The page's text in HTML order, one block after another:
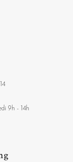
9h - 14h